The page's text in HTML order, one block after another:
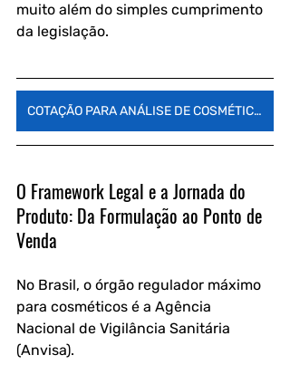
muito além do simples cumprimento
da legislação.
COTAÇÃO PARA ANÁLISE DE COSMÉTICOS
O Framework Legal e a Jornada do
Produto: Da Formulação ao Ponto de
Venda
No Brasil, o órgão regulador máximo
para cosméticos é a Agência
Nacional de Vigilância Sanitária
(Anvisa).